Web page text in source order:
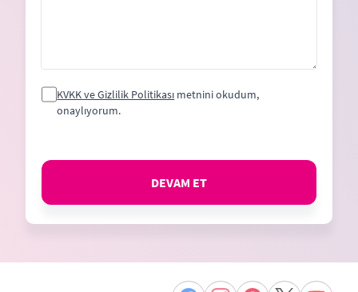
KVKK ve Gizlilik Politikası metnini okudum,
onaylıyorum.
DEVAM ET